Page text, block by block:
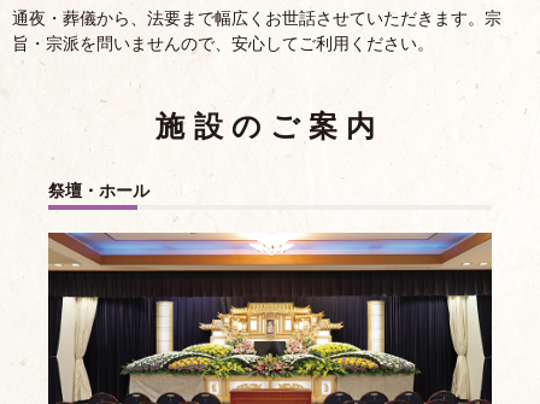
通夜・葬儀から、法要まで幅広くお世話させていただきます。宗
旨・宗派を問いませんので、安心してご利用ください。
施設のご案内
祭壇・ホール